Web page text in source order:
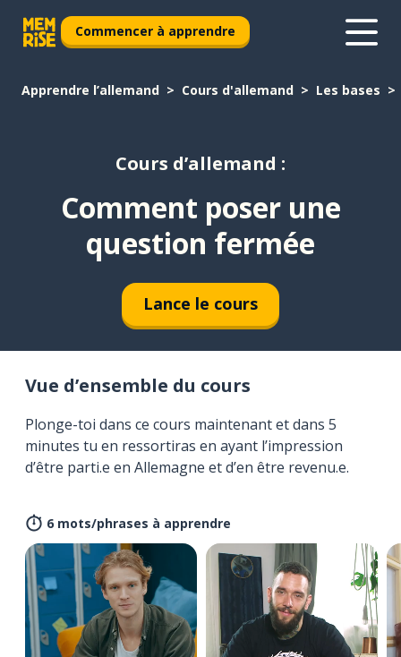
Commencer à apprendre
Apprendre l’allemand Cours d'allemand Les bases
Cours d’allemand :
Comment poser une
question fermée
Lance le cours
Vue d’ensemble du cours
Plonge-toi dans ce cours maintenant et dans 5
minutes tu en ressortiras en ayant l’impression
d’être parti.e en Allemagne et d’en être revenu.e.
6 mots/phrases à apprendre